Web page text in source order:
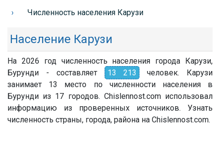
Численность населения Карузи
Население Карузи
На 2026 год численность населения города Карузи,
Бурунди - составляет
13 213
человек. Карузи
занимает 13 место по численности населения в
Бурунди из 17 городов. Chislennost.com использовал
информацию из проверенных источников. Узнать
численность страны, города, района на Chislennost.com.